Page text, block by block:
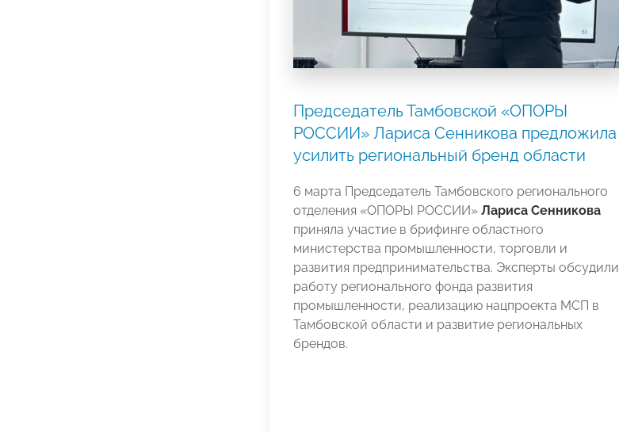
Председатель Тамбовской «ОПОРЫ
РОССИИ» Лариса Сенникова предложила
усилить региональный бренд области
6 марта Председатель Тамбовского регионального
отделения «ОПОРЫ РОССИИ» Лариса Сенникова
приняла участие в брифинге областного
министерства промышленности, торговли и
развития предпринимательства. Эксперты обсудили
работу регионального фонда развития
промышленности, реализацию нацпроекта МСП в
Тамбовской области и развитие региональных
брендов.